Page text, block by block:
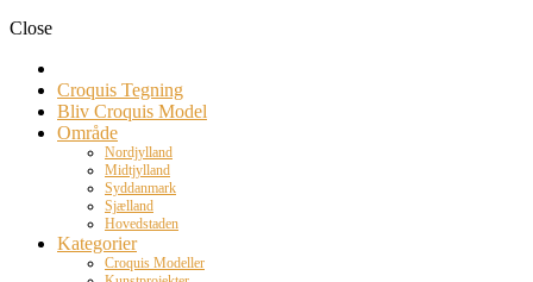
Close
Croquis Tegning
Bliv Croquis Model
Område
Nordjylland
Midtjylland
Syddanmark
Sjælland
Hovedstaden
Kategorier
Croquis Modeller